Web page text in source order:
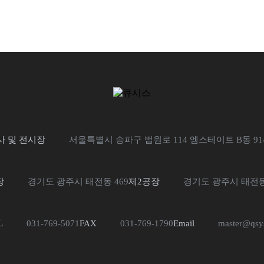
및 전시장 서울특별시 송파구 법원로 114 엠스테이트 B동
경기도 광주시 태전동 469제2공장 경기도 광주시 태전
031-769-5071FAX 031-769-1790Email